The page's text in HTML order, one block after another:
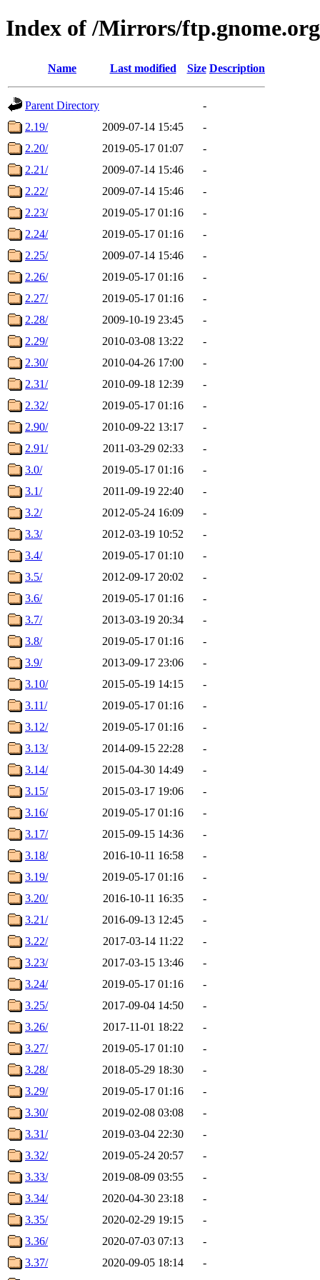
Index of /Mirrors/
Name Last modified Size Description
Parent Directory
-
2.19/
2009-07-14 15:45
-
2.20/
2019-05-17 01:07
-
2.21/
2009-07-14 15:46
-
2.22/
2009-07-14 15:46
-
2.23/
2019-05-17 01:16
-
2.24/
2019-05-17 01:16
-
2.25/
2009-07-14 15:46
-
2.26/
2019-05-17 01:16
-
2.27/
2019-05-17 01:16
-
2.28/
2009-10-19 23:45
-
2.29/
2010-03-08 13:22
-
2.30/
2010-04-26 17:00
-
2.31/
2010-09-18 12:39
-
2.32/
2019-05-17 01:16
-
2.90/
2010-09-22 13:17
-
2.91/
2011-03-29 02:33
-
3.0/
2019-05-17 01:16
-
3.1/
2011-09-19 22:40
-
3.2/
2012-05-24 16:09
-
3.3/
2012-03-19 10:52
-
3.4/
2019-05-17 01:10
-
3.5/
2012-09-17 20:02
-
3.6/
2019-05-17 01:16
-
3.7/
2013-03-19 20:34
-
3.8/
2019-05-17 01:16
-
3.9/
2013-09-17 23:06
-
3.10/
2015-05-19 14:15
-
3.11/
2019-05-17 01:16
-
3.12/
2019-05-17 01:16
-
3.13/
2014-09-15 22:28
-
3.14/
2015-04-30 14:49
-
3.15/
2015-03-17 19:06
-
3.16/
2019-05-17 01:16
-
3.17/
2015-09-15 14:36
-
3.18/
2016-10-11 16:58
-
3.19/
2019-05-17 01:16
-
3.20/
2016-10-11 16:35
-
3.21/
2016-09-13 12:45
-
3.22/
2017-03-14 11:22
-
3.23/
2017-03-15 13:46
-
3.24/
2019-05-17 01:16
-
3.25/
2017-09-04 14:50
-
3.26/
2017-11-01 18:22
-
3.27/
2019-05-17 01:10
-
3.28/
2018-05-29 18:30
-
3.29/
2019-05-17 01:16
-
3.30/
2019-02-08 03:08
-
3.31/
2019-03-04 22:30
-
3.32/
2019-05-24 20:57
-
3.33/
2019-08-09 03:55
-
3.34/
2020-04-30 23:18
-
3.35/
2020-02-29 19:15
-
3.36/
2020-07-03 07:13
-
3.37/
2020-09-05 18:14
-